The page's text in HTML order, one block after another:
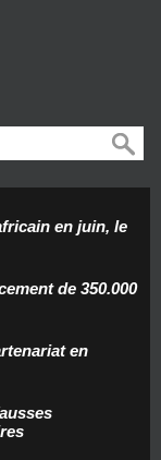
en juin, le
de 350.000
en